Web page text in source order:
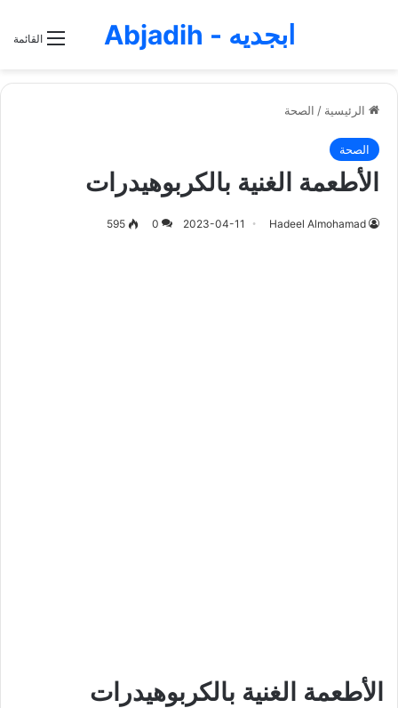
القائمة ابجديه - Abjadih
الرئيسية / الصحة
الصحة
الأطعمة الغنية بالكربوهيدرات
Hadeel Almohamad
2023-04-11
0
595
الأطعمة الغنية بالكربوهيدرات